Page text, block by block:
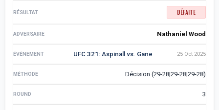
DÉFAITE
Nathaniel Wood
UFC 321: Aspinall vs. Gane 25 Oct 2025
Décision (29-28|29-28|29-28)
3